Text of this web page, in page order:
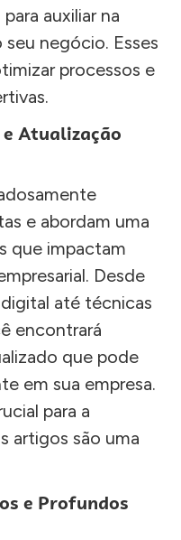
auxiliar na
negócio. Esses
processos e
Atualização
e abordam uma
que impactam
Desde
até técnicas
encontrará
que pode
em sua empresa.
para a
artigos são uma
e Profundos